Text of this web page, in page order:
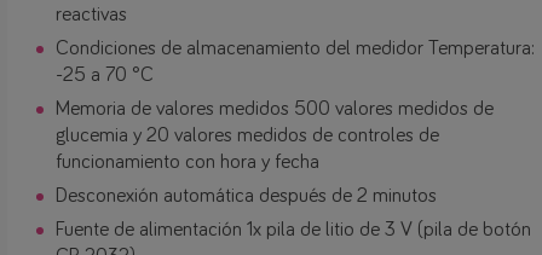
reactivas
Condiciones de almacenamiento del medidor Temperatura:
-25 a 70 °C
Memoria de valores medidos 500 valores medidos de
glucemia y 20 valores medidos de controles de
funcionamiento con hora y fecha
Desconexión automática después de 2 minutos
Fuente de alimentación 1x pila de litio de 3 V (pila de botón